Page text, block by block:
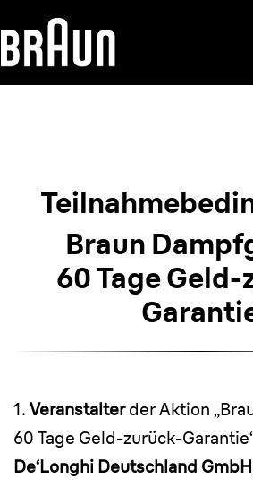
Braun
60 Tage
1. Veranstalterder Aktion
60 Tage Geld-zurück-
De‘Longhi Deutschland GmbH